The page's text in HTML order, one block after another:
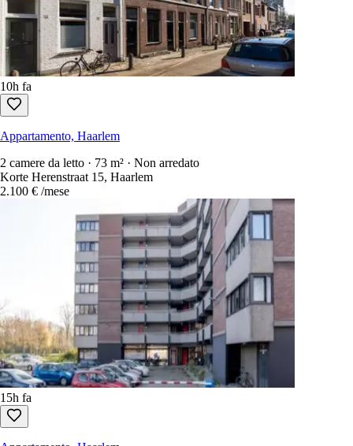
10h fa
Appartamento, Haarlem
2 camere da letto · 73 m² · Non arredato
Korte Herenstraat 15, Haarlem
2.100 € /mese
15h fa